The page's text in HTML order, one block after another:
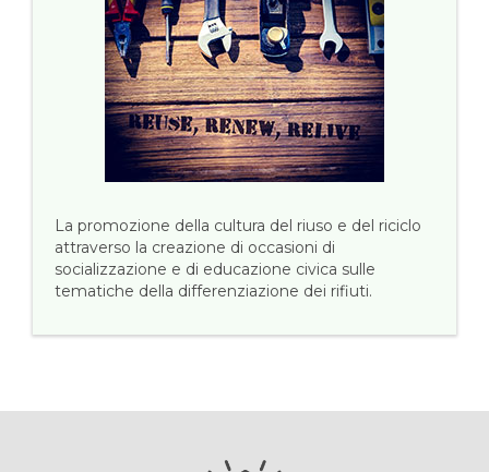
La promozione della cultura del riuso e del riciclo
attraverso la creazione di occasioni di
socializzazione e di educazione civica sulle
tematiche della differenziazione dei rifiuti.